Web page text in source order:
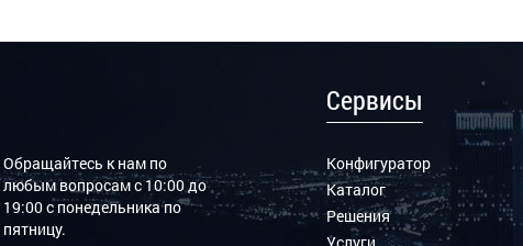
Обращайтесь к нам по
любым вопросам с 10:00 до
19:00 с понедельника по
пятницу.
Сервисы
Конфигуратор
Каталог
Решения